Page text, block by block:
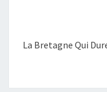
La Bretagne Qui